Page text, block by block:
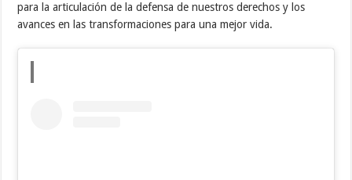
para la articulación de la defensa de nuestros derechos y los
avances en las transformaciones para una mejor vida.